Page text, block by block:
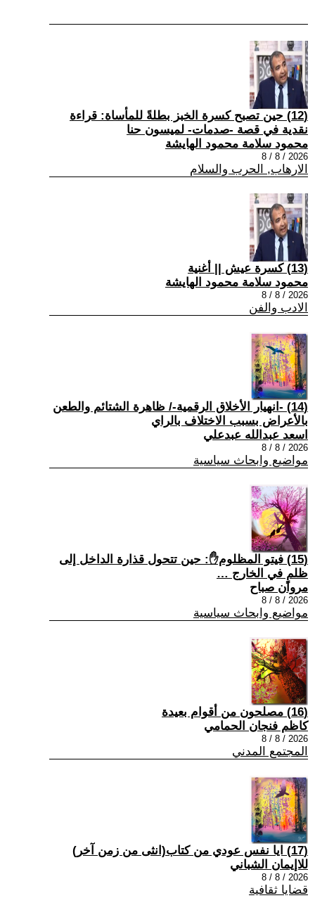
(12) حين تصبح كسرة الخبز بطلةً للمأساة: قراءة
نقدية في قصة -صدمات- لميسون حنا
محمود سلامة محمود الهايشة
2026 / 8 / 8
الارهاب, الحرب والسلام
(13) كسرة عيش || أغنية
محمود سلامة محمود الهايشة
2026 / 8 / 8
الادب والفن
(14) -انهيار الأخلاق الرقمية-/ ظاهرة الشتائم والطعن
بالأعراض بسبب الاختلاف بالراي
اسعد عبدالله عبدعلي
2026 / 8 / 8
مواضيع وابحاث سياسية
(15) فيتو المظلوم✋: حين تتحول قذارة الداخل إلى
ظلمٍ في الخارج …
مروان صباح
2026 / 8 / 8
مواضيع وابحاث سياسية
(16) مصلحون من أقوام بعيدة
كاظم فنجان الحمامي
2026 / 8 / 8
المجتمع المدني
(17) ايا نفس عودي من كتاب(انثى من زمن آخر)
للاإيمان الشباني
2026 / 8 / 8
قضايا ثقافية